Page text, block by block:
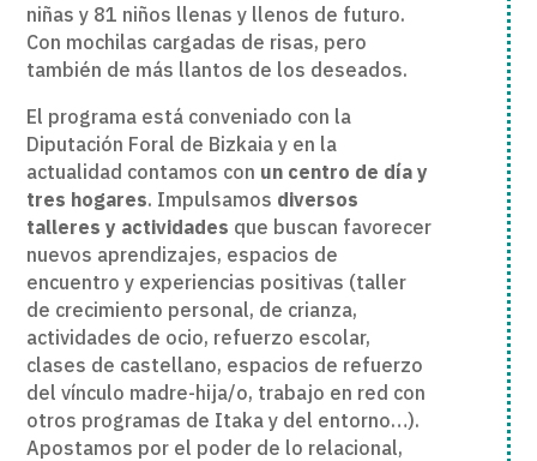
niñas y 81 niños llenas y llenos de futuro.
Con mochilas cargadas de risas, pero
también de más llantos de los deseados.
El programa está conveniado con la
Diputación Foral de Bizkaia y en la
actualidad contamos con un centro de día y
tres hogares. Impulsamos diversos
talleres y actividades que buscan favorecer
nuevos aprendizajes, espacios de
encuentro y experiencias positivas (taller
de crecimiento personal, de crianza,
actividades de ocio, refuerzo escolar,
clases de castellano, espacios de refuerzo
del vínculo madre-hija/o, trabajo en red con
otros programas de Itaka y del entorno…).
Apostamos por el poder de lo relacional,